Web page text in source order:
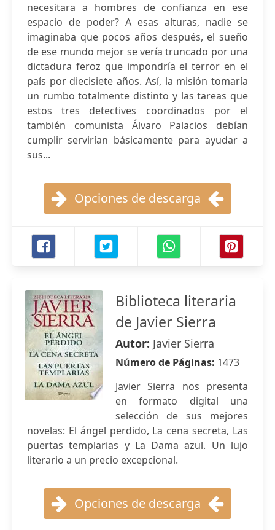
necesitara a hombres de confianza en ese
espacio de poder? A esas alturas, nadie se
imaginaba que pocos años después, el sueño
de ese mundo mejor se vería truncado por una
dictadura feroz que impondría el terror en el
país por diecisiete años. Así, la misión tomaría
un rumbo totalmente distinto y las tareas que
estos tres detectives coordinados por el
también comunista Álvaro Palacios debían
cumplir servirían básicamente para ayudar a
sus...
Opciones de descarga
Biblioteca literaria
de Javier Sierra
Autor: Javier Sierra
Número de Páginas: 1473
Javier Sierra nos presenta
en formato digital una
selección de sus mejores
novelas: El ángel perdido, La cena secreta, Las
puertas templarias y La Dama azul. Un lujo
literario a un precio excepcional.
Opciones de descarga